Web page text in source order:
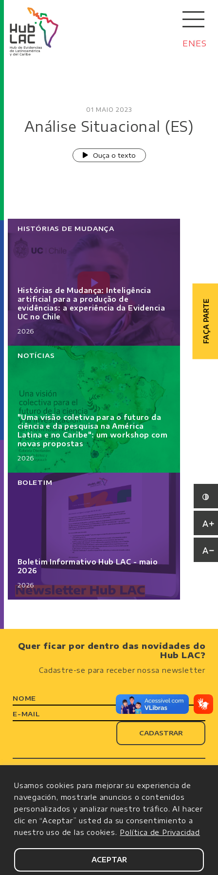
Usamos cookies para mejorar su experiencia de
navegación, mostrarle anuncios o contenidos
personalizados y analizar nuestro tráfico. Al hacer
clic en “Aceptar” usted da su consentimiento a
nuestro uso de las cookies. Política de Privacidad
ACEPTAR
EN ES
FAÇA PARTE
01 MAIO 2023
Análise Situacional (ES)
Ouça o texto
HISTÓRIAS DE MUDANÇA
Histórias de Mudança: Inteligência
artificial para a produção de
evidências: a experiência da Evidencia
UC no Chile
2026
NOTÍCIAS
"Uma visão coletiva para o futuro da
ciência e da pesquisa na América
Latina e no Caribe": um workshop com
novas propostas
2026
BOLETIM
Boletim Informativo Hub LAC - maio
2026
2026
Quer ficar por dentro das novidades do
Hub LAC?
Cadastre-se para receber nossa newsletter
NOME
E-MAIL
melhores evidênciasdisponíveis na América
Latina e noCaribe
contacto@hublac.org
Políticas de Privacidade